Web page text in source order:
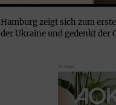
Hamburg zeigt sich zum
der Ukraine und gedenkt